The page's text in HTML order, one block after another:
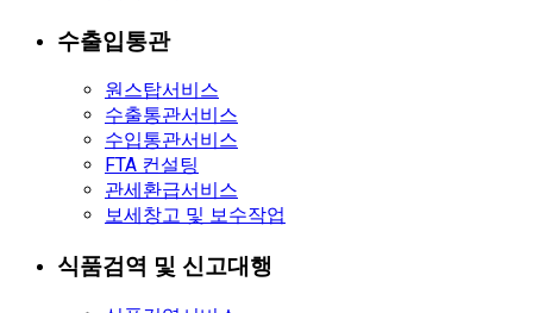
수출입통관
원스탑서비스
수출통관서비스
수입통관서비스
FTA 컨설팅
관세환급서비스
보세창고 및 보수작업
식품검역 및 신고대행